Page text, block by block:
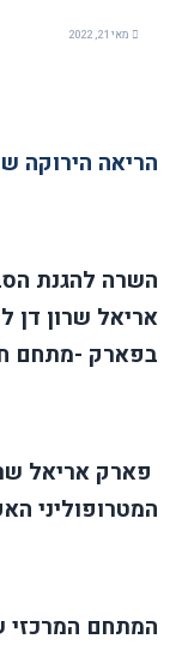
מאי 21, 2022
הריאה הירוקה
השרה להגנת
אריאל שרון דן
בפארק -מתחם
פארק אריאל
המטרופוליני
המתחם המרכזי